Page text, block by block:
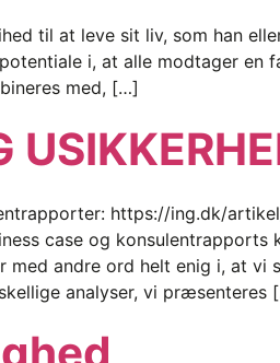
til at leve sit liv, som han
i, at alle modtager en
med, […]
https://ing.dk/
case og
andre ord helt enig i, at vi
analyser, vi præsenteres